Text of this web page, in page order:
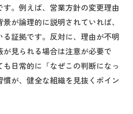
す。例えば、営業方針の変更理由
が論理的に説明されていれば、
証拠です。反対に、理由が不明
が見られる場合は注意が必要で
日常的に「なぜこの判断になっ
慣が、健全な組織を見抜くポイン